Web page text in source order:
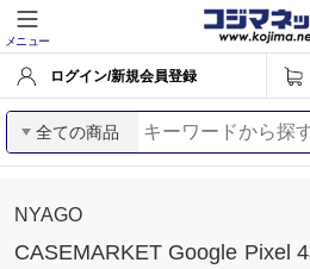
メニュー
ログイン/新規会員登録
全ての商品
NYAGO
CASEMARKET Google Pixel